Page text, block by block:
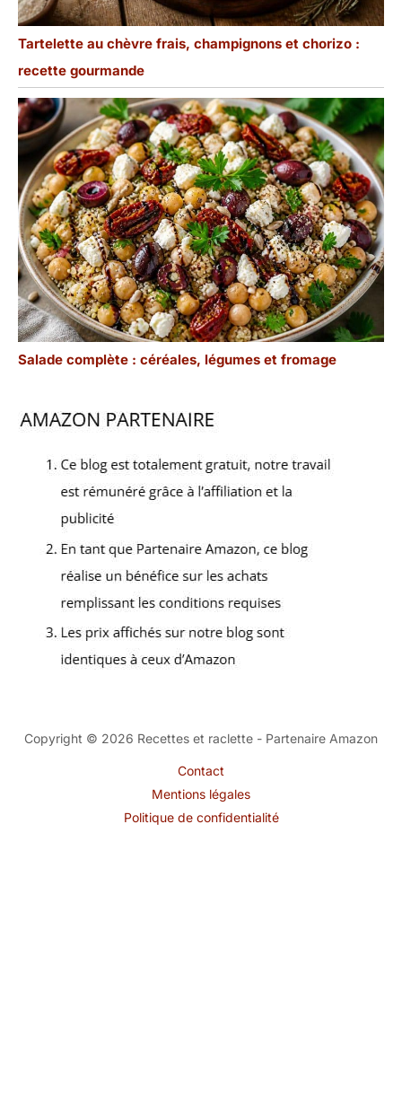
Tartelette au chèvre frais, champignons et chorizo :
recette gourmande
Salade complète : céréales, légumes et fromage
Copyright © 2026 Recettes et raclette - Partenaire Amazon
Contact
Mentions légales
Politique de confidentialité